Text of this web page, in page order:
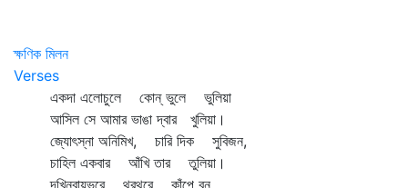
ক্ষণিক মিলন
Verses
একদা এলোচুলে কোন্‌ ভুলে ভুলিয়া
আসিল সে আমার ভাঙা দ্বার খুলিয়া।
জ্যোৎস্না অনিমিখ, চারি দিক সুবিজন,
চাহিল একবার আঁখি তার তুলিয়া।
দখিনবায়ুভরে থরথরে কাঁপে বন,